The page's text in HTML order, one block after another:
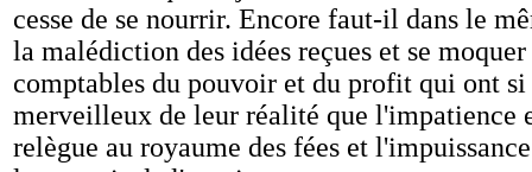
cesse de se nourrir. Encore faut-il dans le
la malédiction des idées reçues et se moquer
comptables du pouvoir et du profit qui ont
merveilleux de leur réalité que l'impatience
relègue au royaume des fées et